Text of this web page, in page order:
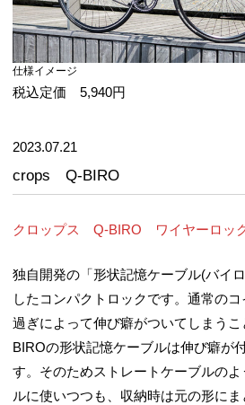
仕様イメージ
税込定価 5,940円
2023.07.21
crops Q-BIRO
クロップス Q-BIRO ワイヤーロッ
独自開発の「形状記憶ケーブル(バイ
したコンパクトロックです。通常の
過ぎによって伸び癖がついてしまう
BIROの形状記憶ケーブルは伸び癖が
す。そのためストレートケーブルの
ルに使いつつも、収納時は元の形に